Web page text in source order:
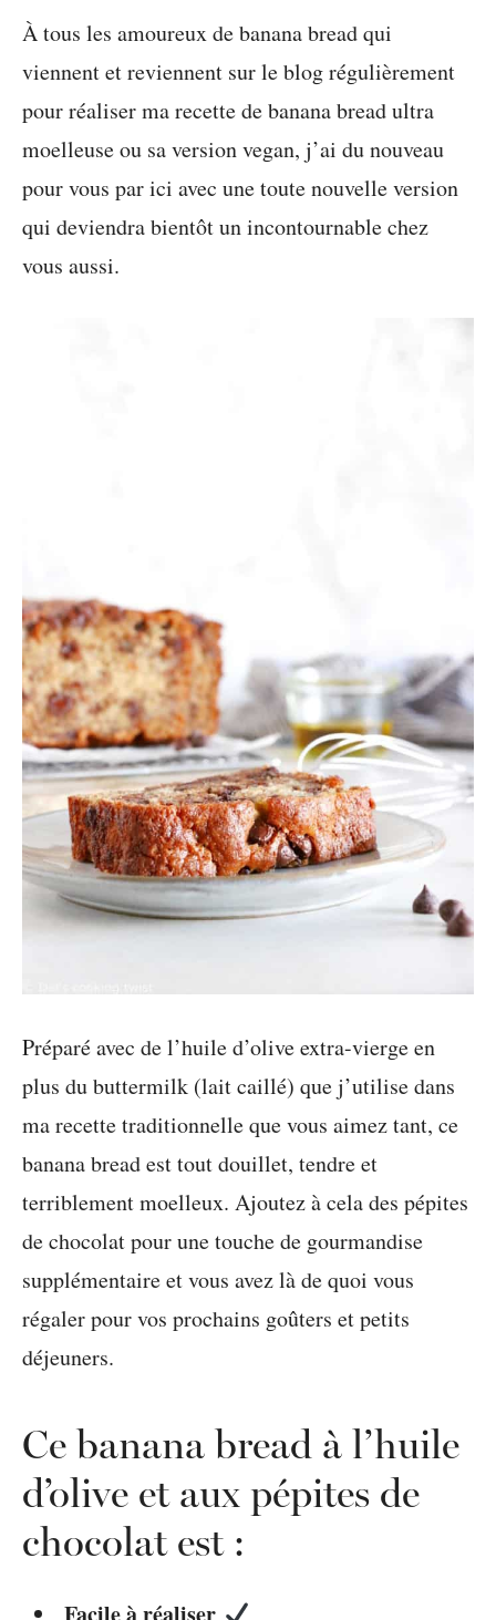
À tous les amoureux de banana bread qui
viennent et reviennent sur le blog régulièrement
pour réaliser ma recette de banana bread ultra
moelleuse ou sa version vegan, j’ai du nouveau
pour vous par ici avec une toute nouvelle version
qui deviendra bientôt un incontournable chez
vous aussi.
Préparé avec de l’huile d’olive extra-vierge en
plus du buttermilk (lait caillé) que j’utilise dans
ma recette traditionnelle que vous aimez tant, ce
banana bread est tout douillet, tendre et
terriblement moelleux. Ajoutez à cela des pépites
de chocolat pour une touche de gourmandise
supplémentaire et vous avez là de quoi vous
régaler pour vos prochains goûters et petits
déjeuners.
Ce banana bread à l’huile
d’olive et aux pépites de
chocolat est :